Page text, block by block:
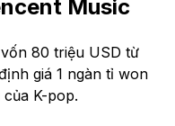
Music
80 triệu USD từ
giá 1 ngàn tỉ won
K-pop.